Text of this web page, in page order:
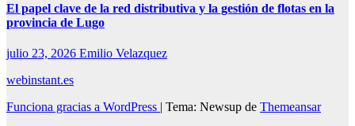
El papel clave de la red distributiva y la gestión de flotas en la
provincia de Lugo
julio 23, 2026 Emilio Velazquez
webinstant.es
Funciona gracias a WordPress | Tema: Newsup de Themeansar